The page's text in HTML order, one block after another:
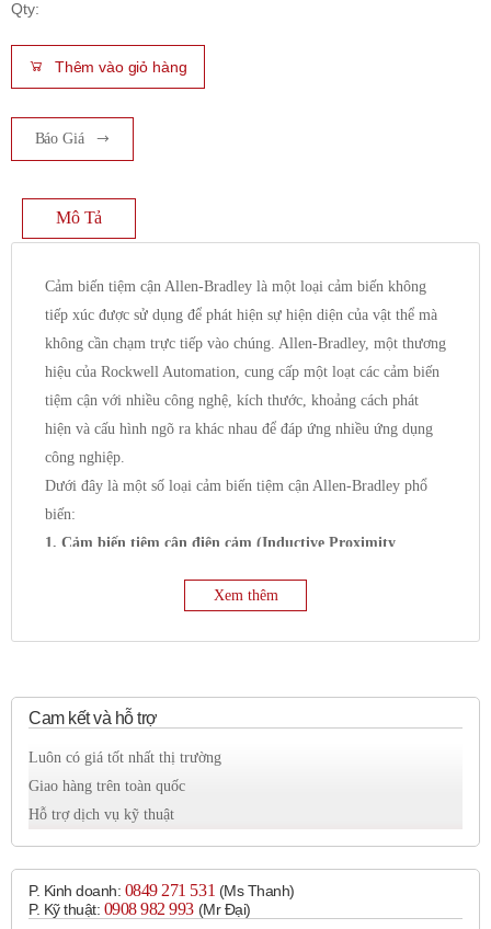
Qty:
Thêm vào giỏ hàng
Báo Giá
Mô Tả
Cảm biến tiệm cận Allen-Bradley là một loại cảm biến không
tiếp xúc được sử dụng để phát hiện sự hiện diện của vật thể mà
không cần chạm trực tiếp vào chúng. Allen-Bradley, một thương
hiệu của Rockwell Automation, cung cấp một loạt các cảm biến
tiệm cận với nhiều công nghệ, kích thước, khoảng cách phát
hiện và cấu hình ngõ ra khác nhau để đáp ứng nhiều ứng dụng
công nghiệp.
Dưới đây là một số loại cảm biến tiệm cận Allen-Bradley phổ
biến:
1. Cảm biến tiệm cận điện cảm (Inductive Proximity
Nguyên lý hoạt động:Phát hiện các vật thể kim loại
trường, và cảm biến sẽ phát hiện sự thay đổi đó.
Phát hiện vị trí kim loại
Đếm số lượng chi tiết kim loại
Giám sát tốc độ
ô tô hoặc chế biến thực phẩm.
Các dòng sản phẩm phổ biến:
Xem thêm
Cam kết và hỗ trợ
Luôn có giá tốt nhất thị trường
Giao hàng trên toàn quốc
Hỗ trợ dịch vụ kỹ thuật
P. Kinh doanh: 0849 271 531 (Ms Thanh)
P. Kỹ thuật: 0908 982 993​ (Mr Đại)